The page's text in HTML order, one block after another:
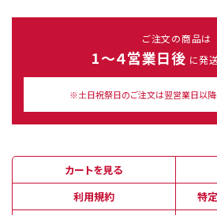
ご注文の商品は
1～４営業日後 に発
※土日祝祭日のご注文は翌営業日以降
カートを見る
利用規約
特